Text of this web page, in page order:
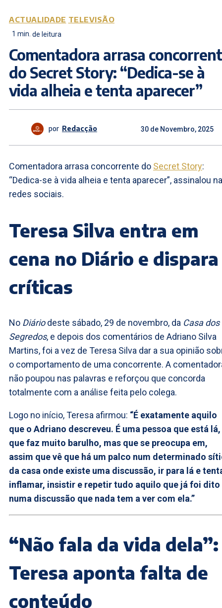
ACTUALIDADE TELEVISÃO
1 min. de leitura
Comentadora arrasa
do Secret Story: “Dedica-se à
vida alheia e tenta aparecer”
por Redacção 30 de Novembro, 2025
Comentadora arrasa concorrente do Secret Story:
“Dedica-se à vida alheia e tenta aparecer”, assinalou
redes sociais.
Teresa Silva entra em
cena no Diário e dispara
críticas
No Diáriodeste sábado, 29 de novembro, da Casa dos
Segredos, e depois dos comentários de Adriano Silva
Martins, foi a vez de Teresa Silva dar a sua opinião
o comportamento de uma concorrente. A
não poupou nas palavras e reforçou que concorda
totalmente com a análise feita pelo colega.
Logo no início, Teresa afirmou: “É exatamente aquilo
que o Adriano descreveu. É uma pessoa que está lá,
que faz muito barulho, mas que se preocupa em,
assim que vê que há um palco num determinado
da casa onde existe uma discussão, ir para lá e
inflamar, insistir e repetir tudo aquilo que já foi dito
numa discussão que nada tem a ver com ela.”
“Não fala da vida dela”:
Teresa aponta falta de
conteúdo